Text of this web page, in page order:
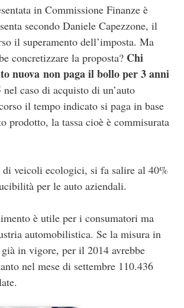
in Commissione Finanze è
secondo Daniele Capezzone, il
il superamento dell’imposta. Ma
concretizzare la proposta? Chi
nuova non paga il bollo per 3 anni
caso di acquisto di un’auto
il tempo indicato si paga in base
prodotto, la tassa cioè è commisurata
veicoli ecologici, si fa salire al 40%
per le auto aziendali.
è utile per i consumatori ma
automobilistica. Se la misura in
già in vigore, per il 2014 avrebbe
nel mese di settembre 110.436